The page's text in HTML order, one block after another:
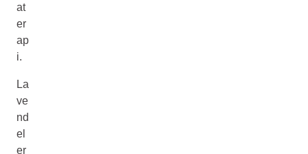
at
er
ap
i.
La
ve
nd
el
er